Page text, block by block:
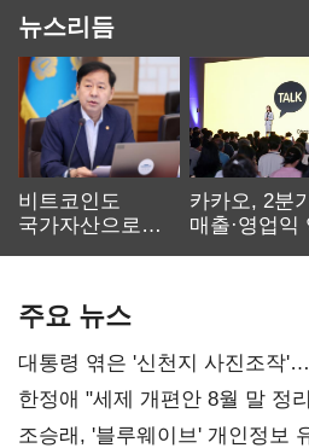
뉴스리듬
비트코인도
국가자산으로…'
카카오, 2분
매출·영업익
주요 뉴스
대통령 엮은 '신천지 사진조작
한정애 "세제 개편안 8월 말 정
조승래, '블루웨이브' 개인정보